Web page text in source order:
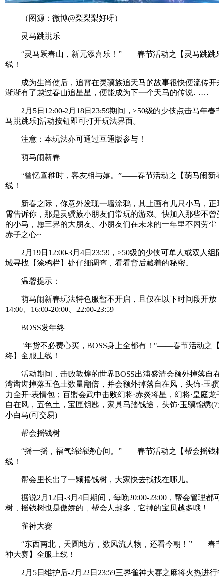
（图源：微博@梨梨梨好呀）
灵马跳跳乐
“灵马跃春山，新元添喜乐！”——春节活动之【灵马跳跳
线！
成为生肖使后，追霄在灵骥族追天马的故事很快便流传开
渐渐有了越过春山追星星，便能成为下一个天马的传说……
2月5日12:00-2月18日23:59期间，≥50级的少侠点击马年春
马跳跳乐]活动按钮即可打开玩法界面。
注意：本玩法亦可通过互通版参与！
萌马闹新春
“曾忆童稚时，客友相与嬉。”——春节活动之【萌马闹新
线！
新春之际，你意外发现一墙涂鸦，其上画有几只小马，正
霄告诉你，那是灵骥族小朋友们常玩的游戏。快加入那些不曾
的小马，愿三界的大朋友、小朋友们在未来的一年里不困劳尘
赤子之心~
2月19日12:00-3月4日23:59，≥50级的少侠可单人或双人组
城寻找【涂鸦栏】处仔细调查，看看背后藏着的秘密。
温馨提示：
萌马闹新春玩法特色服暂不开启，且仅在以下时间段开放
14:00、16:00-20:00、22:00-23:59
BOSS发年终
"年货不必费心买，BOSS身上全都有！"——春节活动之【
终】全服上线！
活动期间，击败敦煌的世界BOSS出浦盛清会额外掉落自
湾凿齿掉落五色土数量翻倍，并会额外掉落自在风，头饰·玉
力全开·表情包；百盟会武中击败幻将·赤炎将星，幻将·皇庭
自在风，五色土，宝匣钥匙，家具马踏钱途，头饰·玉骥锦绣
小白马(可交易)
帮会摇钱树
“摇一摇，福气绵绵绕心间。”——春节活动之【帮会摇钱
线！
帮会里长出了一颗摇钱树，大家快去找找在哪儿。
据说2月12日-3月4日期间，每晚20:00-23:00，帮会管理都
树，摇钱树也是傲娇的，帮会人越多，它掉的宝贝越多哦！
雀神大赛
“东西南北，天圆地方，数风流人物，还看今朝！”——春
神大赛】全服上线！
2月5日维护后-2月22日23:59三界雀神大赛之麻将火热进行